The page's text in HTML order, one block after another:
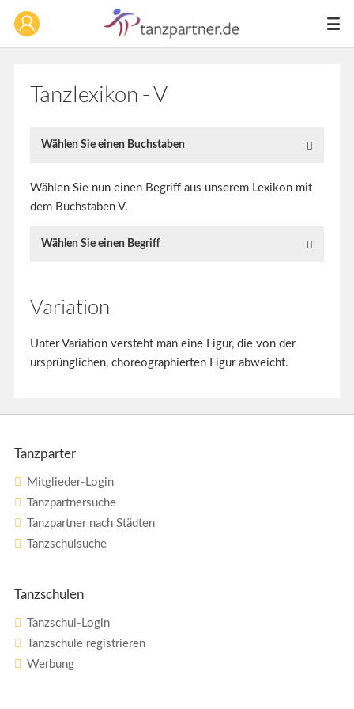
Tanzlexikon - V
Wählen Sie einen Buchstaben
Wählen Sie nun einen Begriff aus unserem Lexikon mit
dem Buchstaben V.
Wählen Sie einen Begriff
Variation
Unter Variation versteht man eine Figur, die von der
ursprünglichen, choreographierten Figur abweicht.
Tanzparter
Mitglieder-Login
Tanzpartnersuche
Tanzpartner nach Städten
Tanzschulsuche
Tanzschulen
Tanzschul-Login
Tanzschule registrieren
Werbung